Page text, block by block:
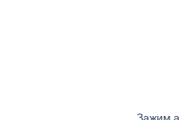
Зажим